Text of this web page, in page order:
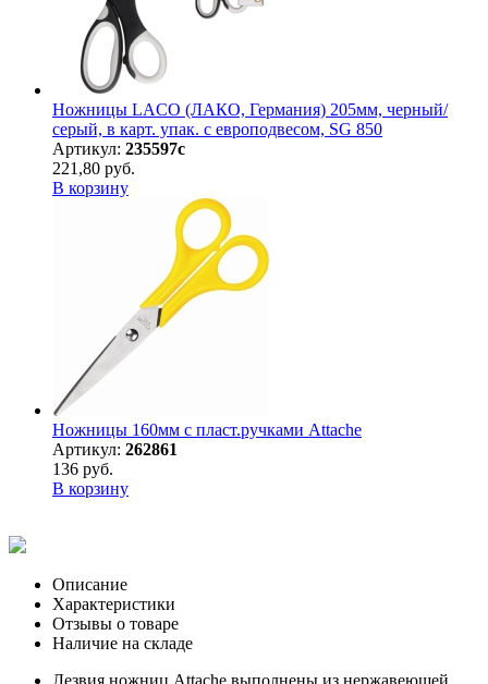
Ножницы LACO (ЛАКО, Германия) 205мм, черный/
серый, в карт. упак. с европодвесом, SG 850
Артикул: 235597с
221,80 руб.
В корзину
Ножницы 160мм с пласт.ручками Attache
Артикул: 262861
136 руб.
В корзину
Описание
Характеристики
Отзывы о товаре
Наличие на складе